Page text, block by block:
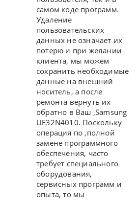
самом коде программ.
Удаление
пользовательских
данных не означает их
потерю и при желании
клиента, мы можем
сохранить необходимые
данные на внешний
носитель, а после
ремонта вернуть их
обратно в Ваш ,Samsung
UE32N4010. Поскольку
операция по ,полной
замене программного
обеспечения, часто
требует специального
оборудования,
сервисных программ и
опыта, то мы